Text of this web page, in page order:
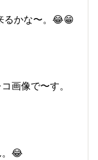
るかな〜。😂😁
画像で〜す。
。😂